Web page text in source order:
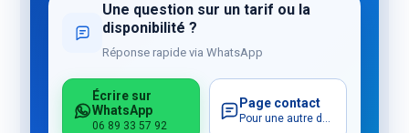
Une question sur un tarif ou la
disponibilité ?
Réponse rapide via WhatsApp
Écrire sur
WhatsApp
06 89 33 57 92
Page contact
Pour une autre demande